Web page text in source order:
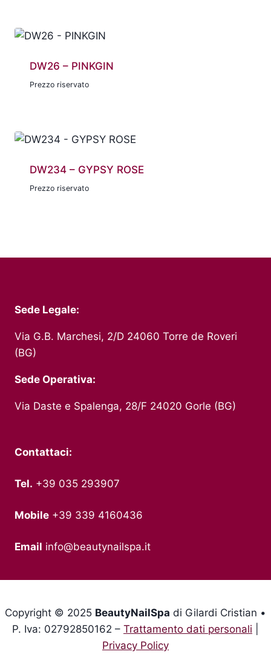
DW26 – PINKGIN
Prezzo riservato
DW234 – GYPSY ROSE
Prezzo riservato
Sede Legale:
Via G.B. Marchesi, 2/D 24060 Torre de Roveri
(BG)
Sede Operativa:
Via Daste e Spalenga, 28/F 24020 Gorle (BG)
Contattaci:
Tel. +39 035 293907
Mobile +39 339 4160436
Email info@beautynailspa.it
Copyright © 2025 BeautyNailSpa di Gilardi Cristian •
P. Iva: 02792850162 – Trattamento dati personali
Privacy Policy